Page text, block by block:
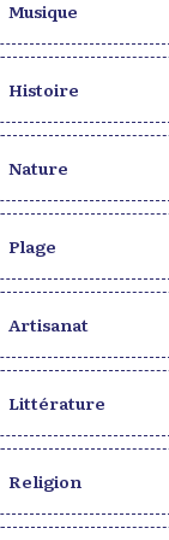
Il
sa
le
Ce
de
Dupuy. Cette initiative
Musique
Histoire
Nature
Plage
Artisanat
Littérature
Religion